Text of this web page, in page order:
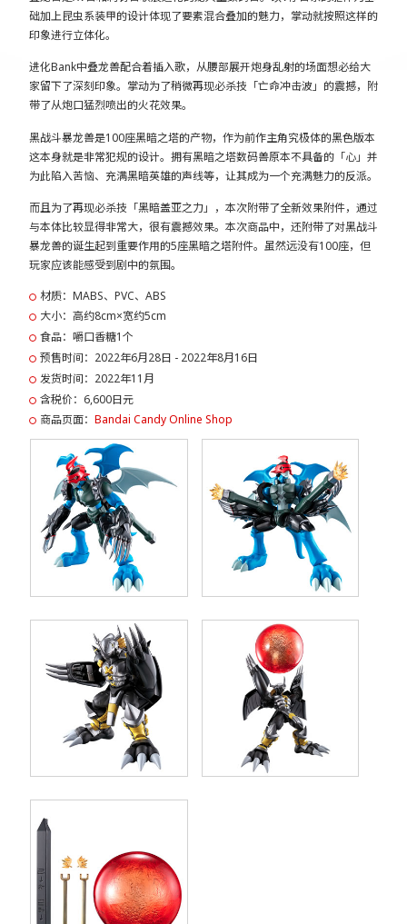
础加上昆虫系装甲的设计体现了要素混合叠加的魅力，掌动就按照这样的
印象进行立体化。
进化Bank中叠龙兽配合着插入歌，从腰部展开炮身乱射的场面想必给大
家留下了深刻印象。掌动为了稍微再现必杀技「亡命冲击波」的震撼，附
带了从炮口猛烈喷出的火花效果。
黑战斗暴龙兽是100座黑暗之塔的产物，作为前作主角究极体的黑色版本
这本身就是非常犯规的设计。拥有黑暗之塔数码兽原本不具备的「心」并
为此陷入苦恼、充满黑暗英雄的声线等，让其成为一个充满魅力的反派。
而且为了再现必杀技「黑暗盖亚之力」，本次附带了全新效果附件，通过
与本体比较显得非常大，很有震撼效果。本次商品中，还附带了对黑战斗
暴龙兽的诞生起到重要作用的5座黑暗之塔附件。虽然远没有100座，但
玩家应该能感受到剧中的氛围。
材质：MABS、PVC、ABS
大小：高约8cm×宽约5cm
食品：嚼口香糖1个
预售时间：2022年6月28日 - 2022年8月16日
发货时间：2022年11月
含税价：6,600日元
商品页面： Bandai Candy Online Shop